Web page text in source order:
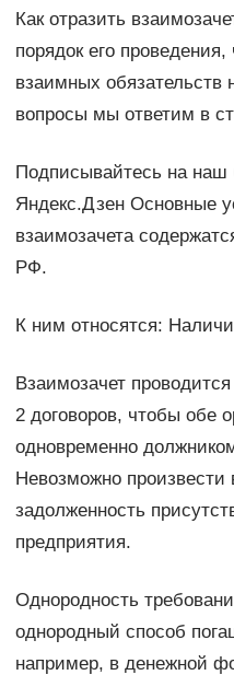
Как отразить
порядок его
взаимных обязательств
вопросы мы ответим в
Подписывайтесь на наш
Яндекс.Дзен Основные
взаимозачета
РФ.
К ним относятся:
Взаимозачет
2 договоров, чтобы обе
одновременно
Невозможно произвести
задолженность
предприятия.
Однородность
однородный способ
например, в денежной